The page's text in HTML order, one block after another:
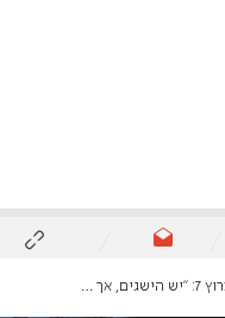
לנצח"